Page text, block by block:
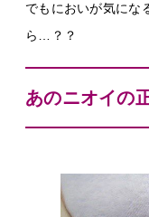
でもにおいが気にな
ら…？？
あのニオイの